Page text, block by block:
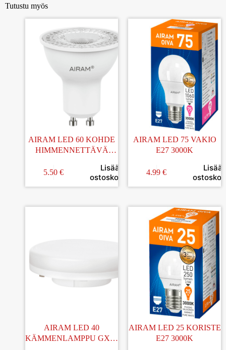
Tutustu myös
AIRAM LED 60 KOHDE
HIMMENNETTÄVÄ
5.50 €
Lisää
ostoskoriin
AIRAM LED 75 VAKIO
E27 3000K
4.99 €
Lisää
AIRAM LED 40
KÄMMENLAMPPU GX53
AIRAM LED 25 KORISTE
E27 3000K